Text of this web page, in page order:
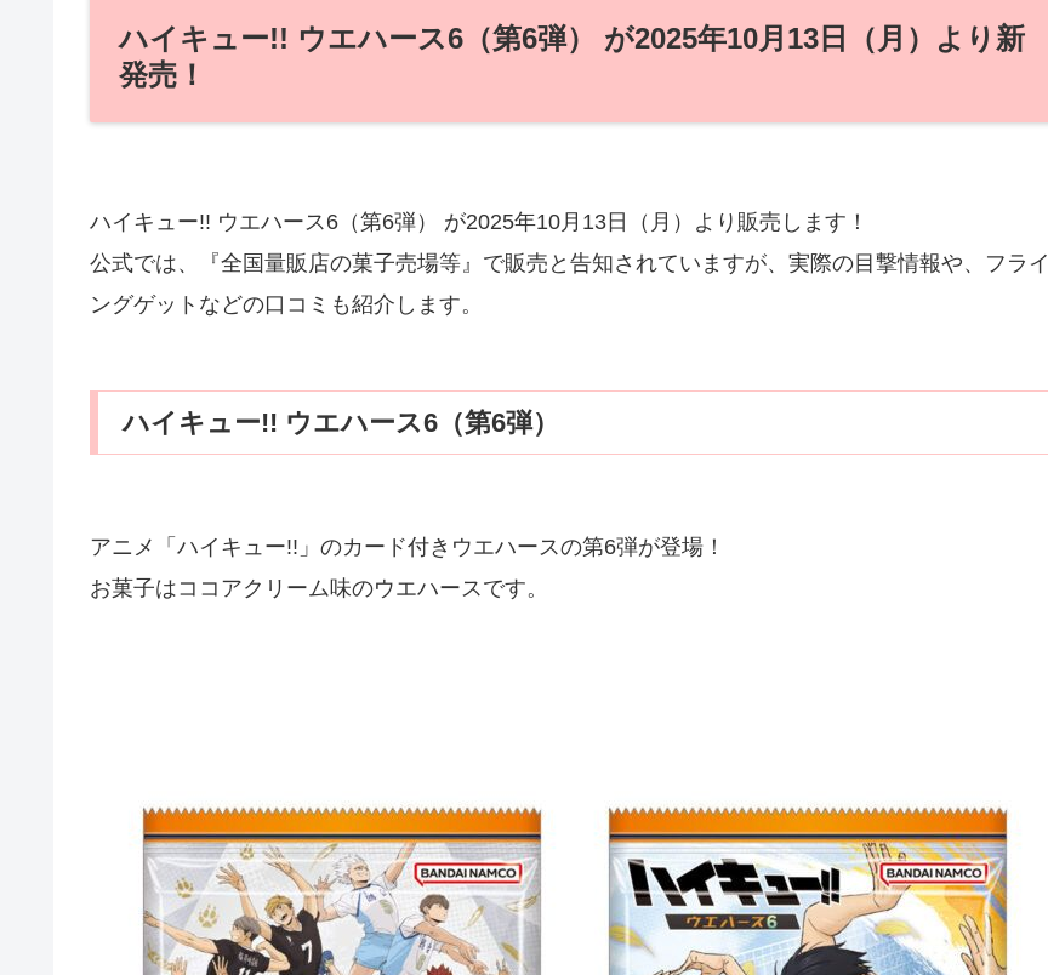
ハイキュー!! ウエハース6（第6弾） が2025年10月13日（月）より新
発売！
ハイキュー!! ウエハース6（第6弾） が2025年10月13日（月）より販売します！
公式では、『全国量販店の菓子売場等』で販売と告知されていますが、実際の目撃情報や、フライ
ングゲットなどの口コミも紹介します。
ハイキュー!! ウエハース6（第6弾）
アニメ「ハイキュー!!」のカード付きウエハースの第6弾が登場！
お菓子はココアクリーム味のウエハースです。